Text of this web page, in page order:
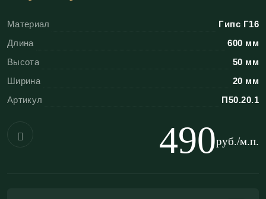
неоклассики, строгой классики и интерьеров с
античными цитатами.
Преимущества гипсовых порезок
«ЭКОЛЕПНИНА»
позволяет отлить тончайшие элементы
Материал
Гипс Г16
Длина
600 мм
Высота
50 мм
Ширина
20 мм
Артикул
П50.20.1
490руб./м.п.